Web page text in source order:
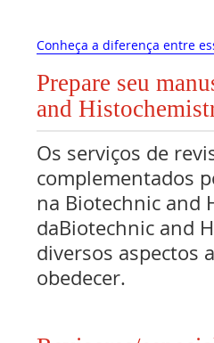
Conheça a diferença entre
Prepare seu
and
Os serviços de
complementados
na Biotechnic and
daBiotechnic and
diversos aspectos
obedecer.